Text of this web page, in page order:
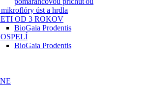
úst a hrdla
OD 3 ROKOV
BioGaia Prodentis
BioGaia Prodentis